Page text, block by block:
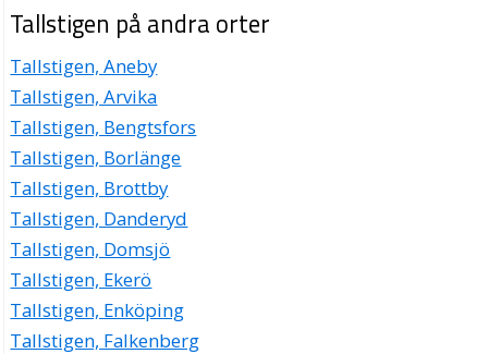
Tallstigen på andra orter
Tallstigen, Aneby
Tallstigen, Arvika
Tallstigen, Bengtsfors
Tallstigen, Borlänge
Tallstigen, Brottby
Tallstigen, Danderyd
Tallstigen, Domsjö
Tallstigen, Ekerö
Tallstigen, Enköping
Tallstigen, Falkenberg